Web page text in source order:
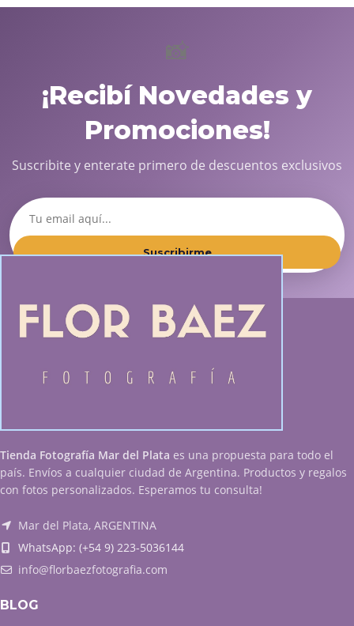
📸
¡Recibí Novedades y
Promociones!
Suscribite y enterate primero de descuentos exclusivos
Suscribirme
Tienda Fotografía Mar del Plata es una propuesta para todo el
país. Envíos a cualquier ciudad de Argentina. Productos y regalos
con fotos personalizados. Esperamos tu consulta!
Mar del Plata, ARGENTINA
WhatsApp: (+54 9) 223-5036144
info@florbaezfotografia.com
BLOG